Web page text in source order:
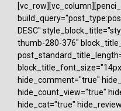
DESC"
thumb-280-376"
hide_comment="true"
hide_count_view="true"
hide_cat="true"